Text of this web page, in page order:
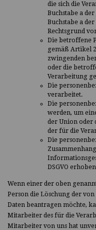
die sich die
Buchstabe a
Buchstabe a
Rechtsgrund
Die betroffene
gemäß Artikel
zwingenden
oder die
Verarbeitung
Die
verarbeitet.
Die
werden, um
der Union oder
der für die
Die
DSGVO
Wenn einer der oben
Person die Löschung der
Daten beantragen möchte,
Mitarbeiter des für die
Mitarbeiter von uns hat